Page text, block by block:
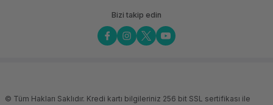
Bizi takip edin
© Tüm Hakları Saklıdır. Kredi kartı bilgileriniz 256 bit SSL sertifikası ile